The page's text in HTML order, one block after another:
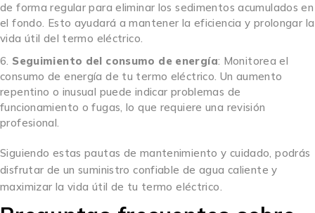
de forma regular para eliminar los sedimentos acumulados en
el fondo. Esto ayudará a mantener la eficiencia y prolongar la
vida útil del termo eléctrico.
Seguimiento del consumo de energía: Monitorea el
consumo de energía de tu termo eléctrico. Un aumento
repentino o inusual puede indicar problemas de
funcionamiento o fugas, lo que requiere una revisión
profesional.
Siguiendo estas pautas de mantenimiento y cuidado, podrás
disfrutar de un suministro confiable de agua caliente y
maximizar la vida útil de tu termo eléctrico.